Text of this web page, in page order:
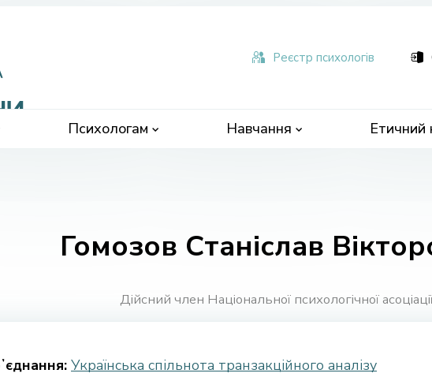
Психологам Навчання Етичний
Реєстр психологів
Гомозов Станіслав
Дійсний член Національної психологічної
Українська спільнота транзакційного аналізу